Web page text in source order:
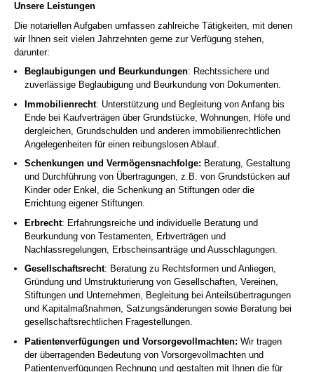
Unsere Leistungen
Die notariellen Aufgaben umfassen zahlreiche Tätigkeiten, mit denen
wir Ihnen seit vielen Jahrzehnten gerne zur Verfügung stehen,
darunter:
Beglaubigungen und Beurkundungen: Rechtssichere und
zuverlässige Beglaubigung und Beurkundung von Dokumenten.
Immobilienrecht: Unterstützung und Begleitung von Anfang bis
Ende bei Kaufverträgen über Grundstücke, Wohnungen, Höfe und
dergleichen, Grundschulden und anderen immobilienrechtlichen
Angelegenheiten für einen reibungslosen Ablauf.
Schenkungen und Vermögensnachfolge: Beratung, Gestaltung
und Durchführung von Übertragungen, z.B. von Grundstücken auf
Kinder oder Enkel, die Schenkung an Stiftungen oder die
Errichtung eigener Stiftungen.
Erbrecht: Erfahrungsreiche und individuelle Beratung und
Beurkundung von Testamenten, Erbverträgen und
Nachlassregelungen, Erbscheinsanträge und Ausschlagungen.
Gesellschaftsrecht: Beratung zu Rechtsformen und Anliegen,
Gründung und Umstrukturierung von Gesellschaften, Vereinen,
Stiftungen und Unternehmen, Begleitung bei Anteilsübertragungen
und Kapitalmaßnahmen, Satzungsänderungen sowie Beratung bei
gesellschaftsrechtlichen Fragestellungen.
Patientenverfügungen und Vorsorgevollmachten: Wir tragen
der überragenden Bedeutung von Vorsorgevollmachten und
Patientenverfügungen Rechnung und gestalten mit Ihnen die für